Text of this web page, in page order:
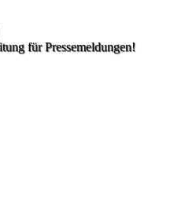
für Pressemeldungen!